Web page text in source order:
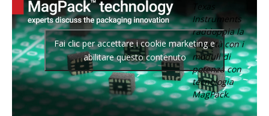
Texas
Instruments
raddoppia la
densità con i
moduli di
potenza con
tecnologia
MagPack.
Fai clic per accettare i cookie marketing e
abilitare questo contenuto